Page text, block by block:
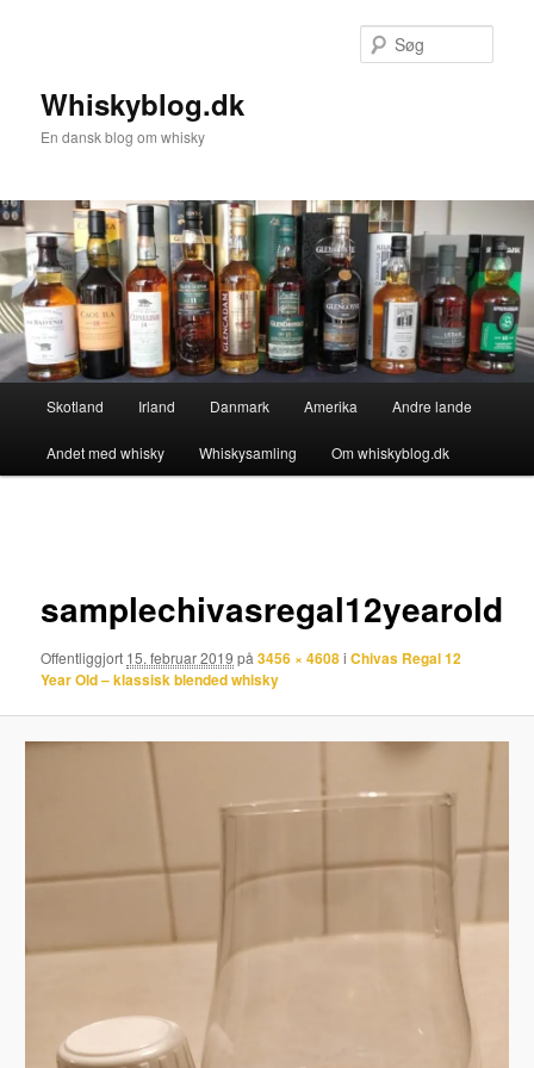
Whiskyblog.dk
En dansk blog om whisky
Skotland Irland Danmark Amerika Andre lande
Andet med whisky Whiskysamling Om whiskyblog.dk
samplechivasregal12yearold
Offentliggjort 15. februar 2019 på3456 × 4608iChivas Regal 12
Year Old – klassisk blended whisky